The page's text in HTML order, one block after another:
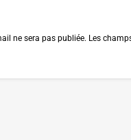
ne sera pas publiée. Les